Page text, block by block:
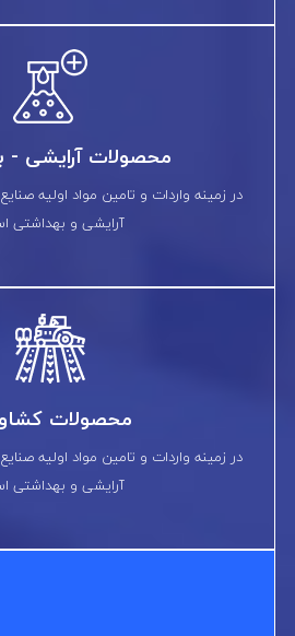
محصولات آرایشی -
در زمینه واردات و تامین مواد اولیه
آرایشی و بهداشتی
محصولات
در زمینه واردات و تامین مواد اولیه
آرایشی و بهداشتی